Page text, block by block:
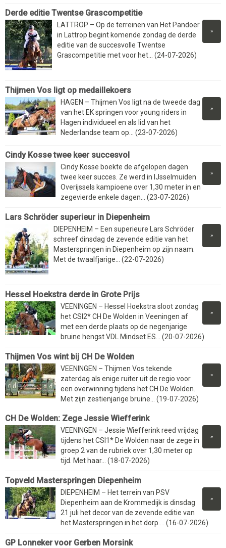
Derde editie Twentse Grascompetitie
»
LATTROP – Op de terreinen van Het Pandoer
in Lattrop begint komende zondag de derde
editie van de succesvolle Twentse
Grascompetitie met voor het... (24-07-2026)
Thijmen Vos ligt op medaillekoers
»
HAGEN – Thijmen Vos ligt na de tweede dag
van het EK springen voor young riders in
Hagen individueel en als lid van het
Nederlandse team op... (23-07-2026)
Cindy Kosse twee keer succesvol
»
Cindy Kosse boekte de afgelopen dagen
twee keer succes. Ze werd in IJsselmuiden
Overijssels kampioene over 1,30 meter in en
zegevierde enkele dagen... (23-07-2026)
Lars Schröder superieur in Diepenheim
»
DIEPENHEIM – Een superieure Lars Schröder
schreef dinsdag de zevende editie van het
Masterspringen in Diepenheim op zijn naam.
Met de twaalfjarige... (22-07-2026)
Hessel Hoekstra derde in Grote Prijs
»
VEENINGEN – Hessel Hoekstra sloot zondag
het CSI2* CH De Wolden in Veeningen af
met een derde plaats op de negenjarige
bruine hengst VDL Mindset ES... (20-07-2026)
Thijmen Vos wint bij CH De Wolden
»
VEENINGEN – Thijmen Vos tekende
zaterdag als enige ruiter uit de regio voor
een overwinning tijdens het CH De Wolden.
Met zijn zestienjarige bruine... (19-07-2026)
CH De Wolden: Zege Jessie Wiefferink
»
VEENINGEN – Jessie Wiefferink reed vrijdag
tijdens het CSI1* De Wolden naar de zege in
groep 2 van de rubriek over 1,30 meter op
tijd. Met haar... (18-07-2026)
Topveld Masterspringen Diepenheim
»
DIEPENHEIM – Het terrein van PSV
Diepenheim aan de Krommedijk is dinsdag
21 juli het decor van de zevende editie van
het Masterspringen in het dorp.... (16-07-2026)
GP Lonneker voor Gerben Morsink